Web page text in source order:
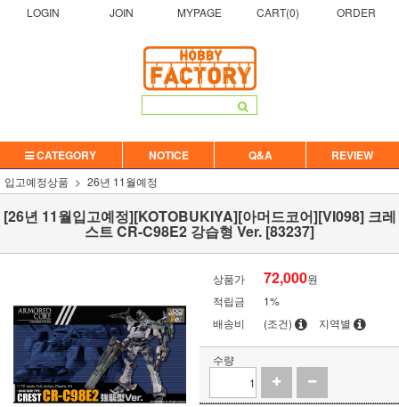
LOGIN JOIN MYPAGE CART(0) ORDER
CATEGORY NOTICE Q&A REVIEW
입고예정상품 26년 11월예정
[26년 11월입고예정][KOTOBUKIYA][아머드코어][VI098] 크레
스트 CR-C98E2 강습형 Ver. [83237]
상품가 72,000원
적립금
1%
배송비
(조건) 지역별
수량